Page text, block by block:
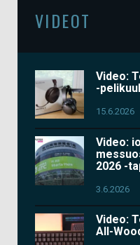
VIDEOT
Video:
-
15.6.2026
Video:
2026 -
3.6.2026
Video:
All-